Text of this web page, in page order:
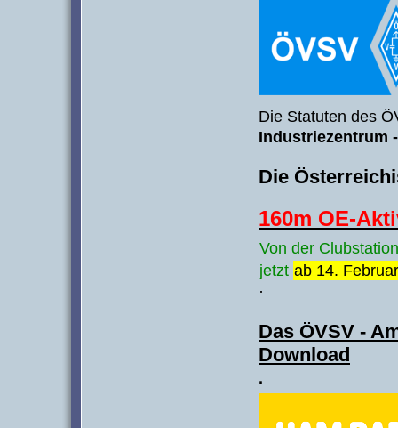
Die Statuten des
Industriezentrum
Die
160m OE-
Von der
jetzt ab 14.
·
Das ÖVSV -
Download
·